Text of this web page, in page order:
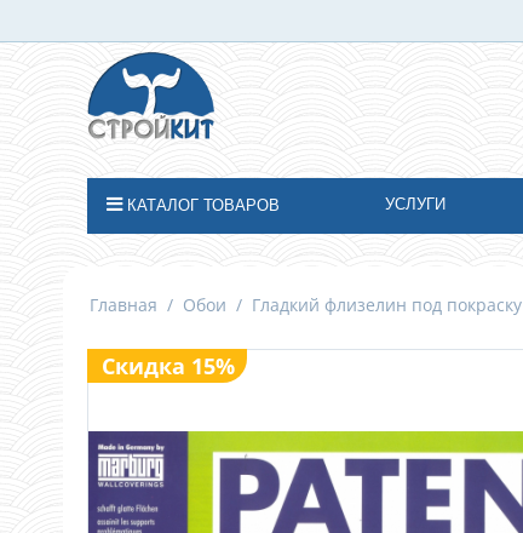
КАТАЛОГ ТОВАРОВ УСЛУГИ
Главная / Обои / Гладкий флизелин под покраску
Скидка 15%